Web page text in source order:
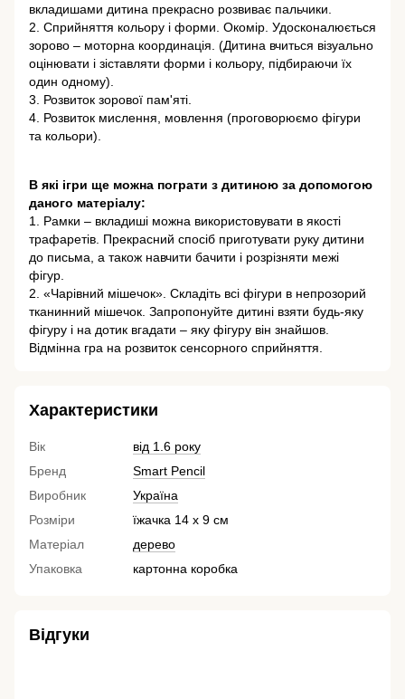
вкладишами дитина прекрасно розвиває пальчики.
2. Сприйняття кольору і форми. Окомір. Удосконалюється
зорово – моторна координація. (Дитина вчиться візуально
оцінювати і зіставляти форми і кольору, підбираючи їх
один одному).
3. Розвиток зорової пам'яті.
4. Розвиток мислення, мовлення (проговорюємо фігури
та кольори).
В які ігри ще можна пограти з дитиною за допомогою
даного матеріалу:
1. Рамки – вкладиші можна використовувати в якості
трафаретів. Прекрасний спосіб приготувати руку дитини
до письма, а також навчити бачити і розрізняти межі
фігур.
2. «Чарівний мішечок». Складіть всі фігури в непрозорий
тканинний мішечок. Запропонуйте дитині взяти будь-яку
фігуру і на дотик вгадати – яку фігуру він знайшов.
Відмінна гра на розвиток сенсорного сприйняття.
Характеристики
Вік
від 1.6 року
Бренд
Smart Pencil
Виробник
Україна
Розміри
їжачка 14 х 9 см
Матеріал
дерево
Упаковка
картонна коробка
Відгуки